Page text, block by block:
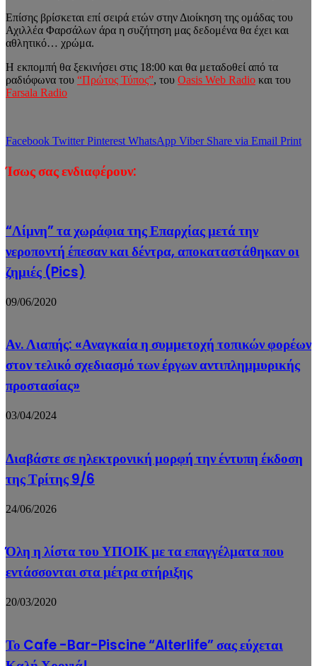
Επίσης βρίσκεται επί σειρά ετών στην Διοίκηση της ομάδας του
Αχιλλέα Φαρσάλων άρα η συζήτηση μας δεδομένα θα έχει και
αθλητικό… χρώμα.
Η εκπομπή θα ξεκινήσει στις 18:00 και θα μεταδοθεί από τα
ραδιόφωνα του “Πρώτος Τύπος”, του Oasis Web Radio και του
Farsala Radio
Facebook Twitter Pinterest WhatsApp Viber Share via Email Print
Ίσως σας ενδιαφέρουν:
“Λίμνη” τα χωράφια της Επαρχίας μετά την
νεροποντή έπεσαν και δέντρα, αποκαταστάθηκαν οι
ζημιές (Pics)
09/06/2020
Αν. Λιαπής: «Αναγκαία η συμμετοχή τοπικών φορέων
στον τελικό σχεδιασμό των έργων αντιπλημμυρικής
προστασίας»
03/04/2024
Διαβάστε σε ηλεκτρονική μορφή την έντυπη έκδοση
της Τρίτης 9/6
24/06/2026
Όλη η λίστα του ΥΠΟΙΚ με τα επαγγέλματα που
εντάσσονται στα μέτρα στήριξης
20/03/2020
Το Cafe -Bar-Piscine “Alterlife” σας εύχεται